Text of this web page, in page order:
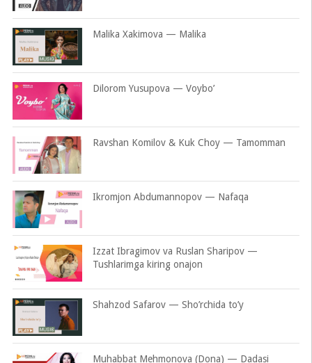
Malika Xakimova — Malika
Dilorom Yusupova — Voybo’
Ravshan Komilov & Kuk Choy — Tamomman
Ikromjon Abdumannopov — Nafaqa
Izzat Ibragimov va Ruslan Sharipov —
Tushlarimga kiring onajon
Shahzod Safarov — Sho’rchida to’y
Muhabbat Mehmonova (Dona) — Dadasi